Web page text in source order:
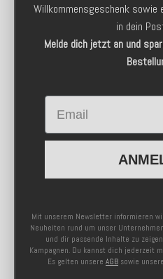
Willkommensgeschenk sowie
in dein
Melde dich jetzt an und
Email
Mit unserem Newsletter informieren
Neuheiten rund um unser
und dir passende Inhalte zu
Kampagnen. Du kannst dich jederzeit
Es gelten unsere AGB sowie